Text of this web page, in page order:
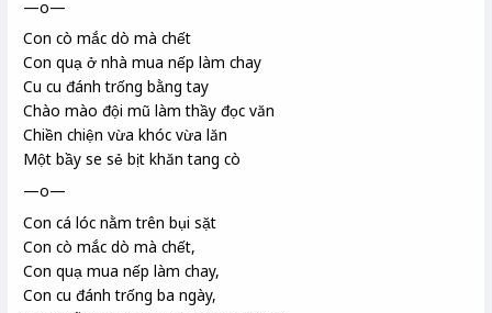
—o—
Con cò mắc dò mà chết
Con quạ ở nhà mua nếp làm chay
Cu cu đánh trống bằng tay
Chào mào đội mũ làm thầy đọc văn
Chiền chiện vừa khóc vừa lăn
Một bầy se sẻ bịt khăn tang cò
—o—
Con cá lóc nằm trên bụi sặt
Con cò mắc dò mà chết,
Con quạ mua nếp làm chay,
Con cu đánh trống ba ngày,